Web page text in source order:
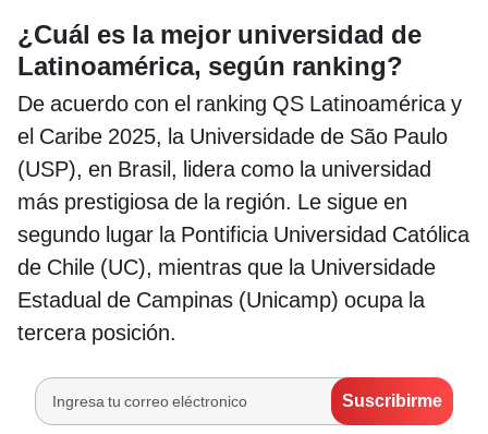
¿Cuál es la mejor universidad de
Latinoamérica, según ranking?
De acuerdo con el ranking QS Latinoamérica y
el Caribe 2025, la Universidade de São Paulo
(USP), en Brasil, lidera como la universidad
más prestigiosa de la región. Le sigue en
segundo lugar la Pontificia Universidad Católica
de Chile (UC), mientras que la Universidade
Estadual de Campinas (Unicamp) ocupa la
tercera posición.